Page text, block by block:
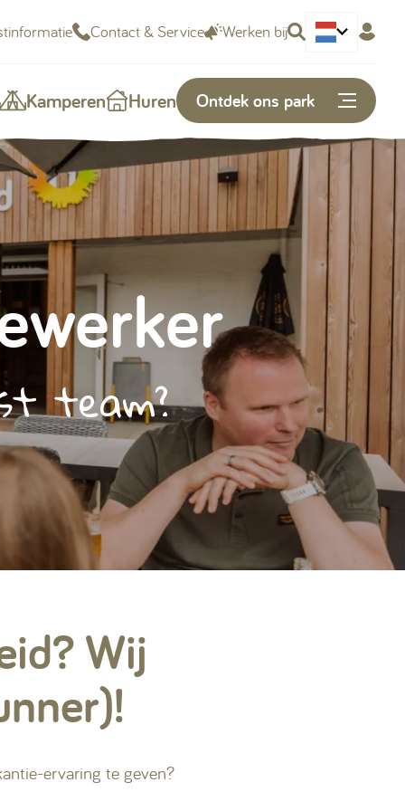
Contact & Service Werken bij Deutsch
Kamperen Huren Ontdek ons park
Of snel naar...
Openingstijden
Vacatures
Kunnen we je helpen?
Contact & Veelgestelde vragen
Volg ons op social media
team?
Wij
ervaring te geven?